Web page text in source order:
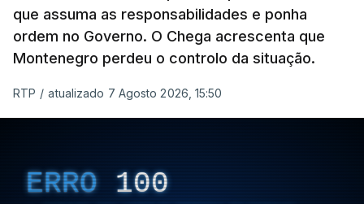
Empreiteiro da
Construbarcelos também
fez obras na casa do diretor
financeiro da PJ
atualizado 7 Agosto 2026, 14:25
também trabalhou para o
diretor financeiro da PJ
que assuma as responsabilidades e ponha
ordem no Governo. O Chega acrescenta que
Montenegro perdeu o controlo da situação.
RTP / atualizado 7 Agosto 2026, 15:50
ERRO 100